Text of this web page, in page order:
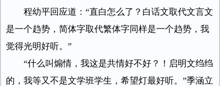
程幼平回应道：“直白怎么了？白话文取代文言文
是一个趋势，简体字取代繁体字同样是一个趋势，我
觉得光明好听。”
“什么叫煽情，我这是共情好不好？！启明文绉绉
的，我等又不是文学班学生，希望灯最好听。”季涵立